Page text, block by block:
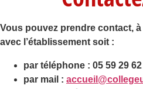
Vous pouvez prendre contact,
avec l’établissement soit :
par téléphone : 05 59 29
par mail :